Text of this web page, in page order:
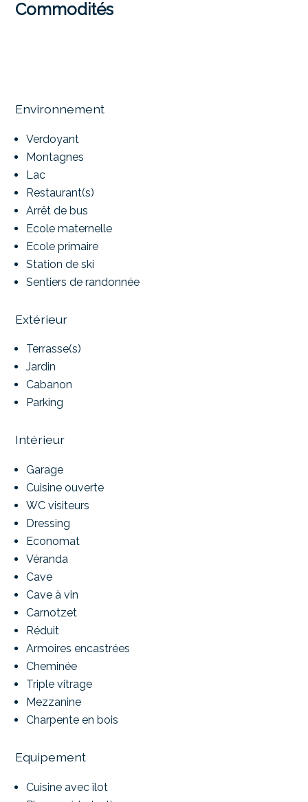
Commodités
Environnement
Verdoyant
Montagnes
Lac
Restaurant(s)
Arrêt de bus
Ecole maternelle
Ecole primaire
Station de ski
Sentiers de randonnée
Extérieur
Terrasse(s)
Jardin
Cabanon
Parking
Intérieur
Garage
Cuisine ouverte
WC visiteurs
Dressing
Economat
Véranda
Cave
Cave à vin
Carnotzet
Réduit
Armoires encastrées
Cheminée
Triple vitrage
Mezzanine
Charpente en bois
Equipement
Cuisine avec îlot